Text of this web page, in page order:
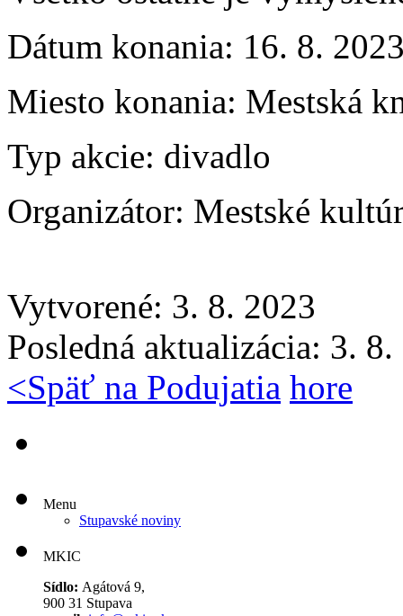
Dátum konania: 16. 8.
Miesto konania: Mestská
Typ akcie: divadlo
Organizátor: Mestské
Vytvorené: 3. 8. 2023
Posledná aktualizácia: 3.
<Späť na Podujatia hore
Menu
Stupavské noviny
MKIC
Sídlo: Agátová 9,
900 31 Stupava